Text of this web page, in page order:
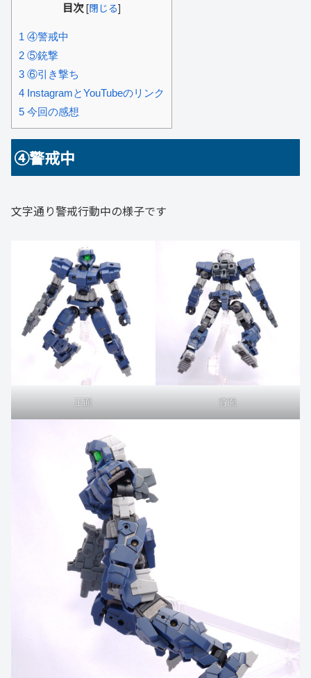
目次 [閉じる]
1 ④警戒中
2 ⑤銃撃
3 ⑥引き撃ち
4 InstagramとYouTubeのリンク
5 今回の感想
④警戒中
文字通り警戒行動中の様子です
正面 背面